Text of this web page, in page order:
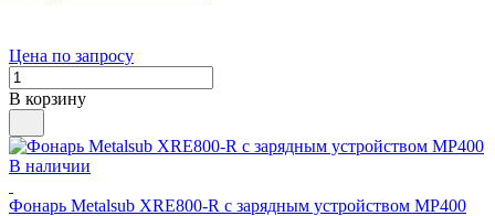
Цена по запросу
В корзину
В наличии
Фонарь Metalsub XRE800-R с зарядным устройством MP400